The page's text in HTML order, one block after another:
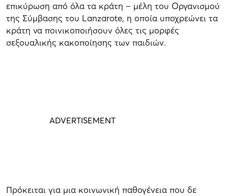
επικύρωση από όλα τα κράτη – μέλη του Οργανισμού
της Σύμβασης του Lanzarote, η οποία υποχρεώνει τα
κράτη να ποινικοποιήσουν όλες τις μορφές
σεξουαλικής κακοποίησης των παιδιών.
Πρόκειται για μια κοινωνική παθογένεια που δε